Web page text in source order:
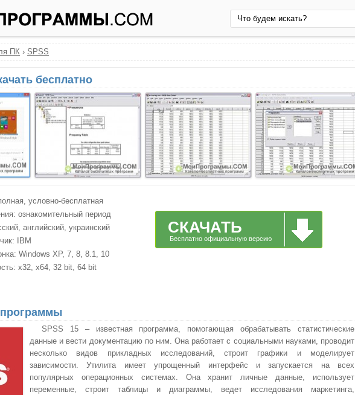
ПК › SPSS
бесплатно
условно-бесплатная
ознакомительный период
английский, украинский
IBM
Windows XP, 7, 8, 8.1, 10
x32, x64, 32 bit, 64 bit
СКАЧАТЬ
Бесплатно официальную версию
SPSS 15 – известная программа, помогающая обрабатывать статистические
данные и вести документацию по ним. Она работает с социальными науками, проводит
несколько видов прикладных исследований, строит графики и моделирует
зависимости. Утилита имеет упрощенный интерфейс и запускается на всех
популярных операционных системах. Она хранит личные данные, использует
переменные, строит таблицы и диаграммы, ведет исследования маркетинга,